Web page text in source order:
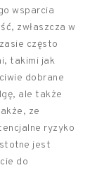
wsparcia
zwłaszcza w
często
takimi jak
dobrane
ale także
ze
ryzyko
jest
do